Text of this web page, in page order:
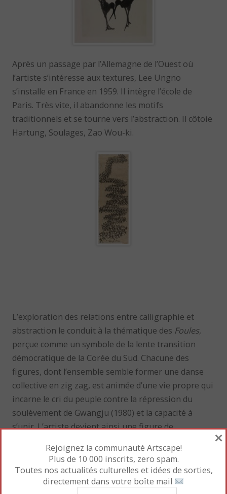
Après un passage par l’Allemagne de l’Ouest où
l’artiste s’intéresse aux textures, Lee Ungno
s’installe en France en 1959. Il intègre l’école de
Paris. Très vite, il abandonne les motifs
traditionnels et se tourne vers l’abstraction. Il côtoie
Hartung, Soulages, Zao Wou-ki.
L’exploration des relations entre calligraphie et
abstraction le conduit à la thématique des Foules,
perçue comme un symbole de la lente transition
démocratique de la Corée du Sud. Chacune des
figures, dont l’ensemble semble former une danse
collective en zig zag, est animée d’une vie propre qui
incarne le cri du peuple contre la répression du
soulèvement de Gwangju (1980) et la capacité à
s’unir. L’artiste devient ainsi une figure de
La femme de Lee Ungno, la peintrePark In-kyung
Rejoignez la communauté Artscape!
Plus de 10 000 inscrits, zero spam.
Toutes nos actualités culturelles et idées de sorties,
directement dans votre boîte mail
×